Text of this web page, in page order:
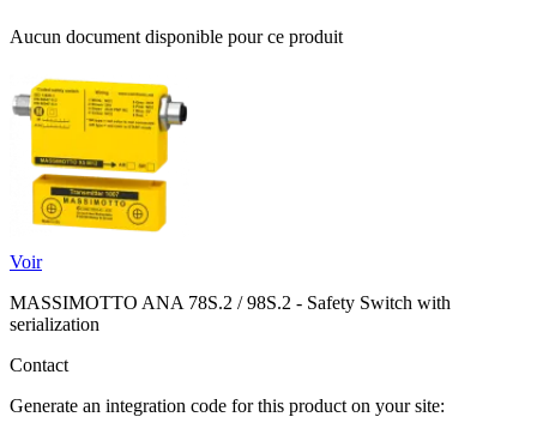
Aucun document disponible pour ce produit
Voir
MASSIMOTTO ANA 78S.2 / 98S.2 - Safety Switch with
serialization
Contact
Generate an integration code for this product on your site: